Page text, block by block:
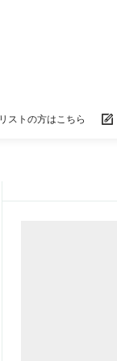
ストの方はこちら